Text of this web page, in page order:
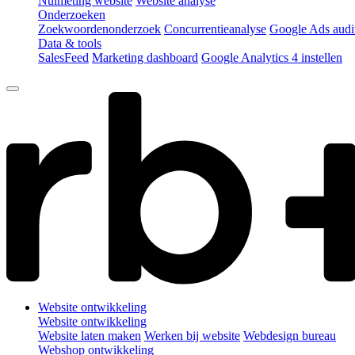
Onderzoeken
Zoekwoordenonderzoek Concurrentieanalyse Google Ads
Data & tools
SalesFeed Marketing dashboard Google Analytics 4 instellen
Website ontwikkeling
Website ontwikkeling
Website laten maken Werken bij website Webdesign bureau
Webshop ontwikkeling